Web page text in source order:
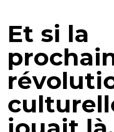
Et si la